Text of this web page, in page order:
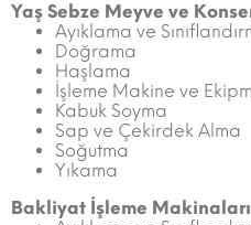
Yaş Sebze Meyve ve
Ayıklama ve
Doğrama
Haşlama
İşleme Makine ve
Kabuk Soyma
Sap ve Çekirdek Alma
Soğutma
Yıkama
Bakliyat İşleme Makinaları